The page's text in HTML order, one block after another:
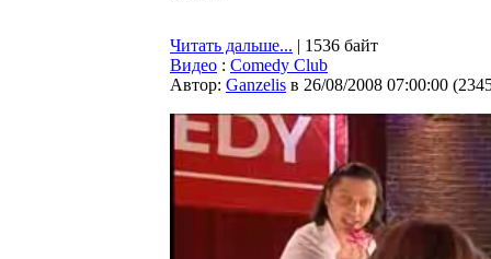
Читать дальше... | 1536 байт
Видео : Comedy Club
Автор: Ganzelis в 26/08/2008 07:00:00 (